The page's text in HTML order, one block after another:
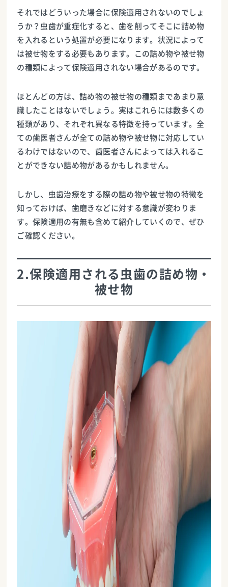
それではどういった場合に保険適用されないのでしょ
うか？虫歯が重症化すると、歯を削ってそこに詰め物
を入れるという処置が必要になります。状況によって
は被せ物をする必要もあります。この詰め物や被せ物
の種類によって保険適用されない場合があるのです。
ほとんどの方は、詰め物の被せ物の種類まであまり意
識したことはないでしょう。実はこれらには数多くの
種類があり、それぞれ異なる特徴を持っています。全
ての歯医者さんが全ての詰め物や被せ物に対応してい
るわけではないので、歯医者さんによっては入れるこ
とができない詰め物があるかもしれません。
しかし、虫歯治療をする際の詰め物や被せ物の特徴を
知っておけば、歯磨きなどに対する意識が変わりま
す。保険適用の有無も含めて紹介していくので、ぜひ
ご確認ください。
2.保険適用される虫歯の詰め物・
被せ物